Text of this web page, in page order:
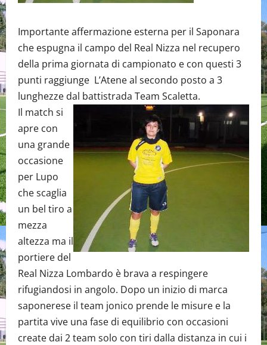
Importante affermazione esterna per il Saponara
che espugna il campo del Real Nizza nel recupero
della prima giornata di campionato e con questi 3
punti raggiunge L’Atene al secondo posto a 3
lunghezze dal battistrada Team Scaletta.
Il match si
apre con
una grande
occasione
per Lupo
che scaglia
un bel tiro a
mezza
altezza ma il
portiere del
Real Nizza Lombardo è brava a respingere
rifugiandosi in angolo. Dopo un inizio di marca
saponerese il team jonico prende le misure e la
partita vive una fase di equilibrio con occasioni
create dai 2 team solo con tiri dalla distanza in cui i